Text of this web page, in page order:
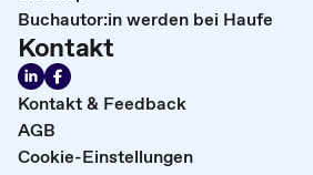
Buchautor:in werden bei Haufe
Kontakt
Kontakt & Feedback
AGB
Cookie-Einstellungen